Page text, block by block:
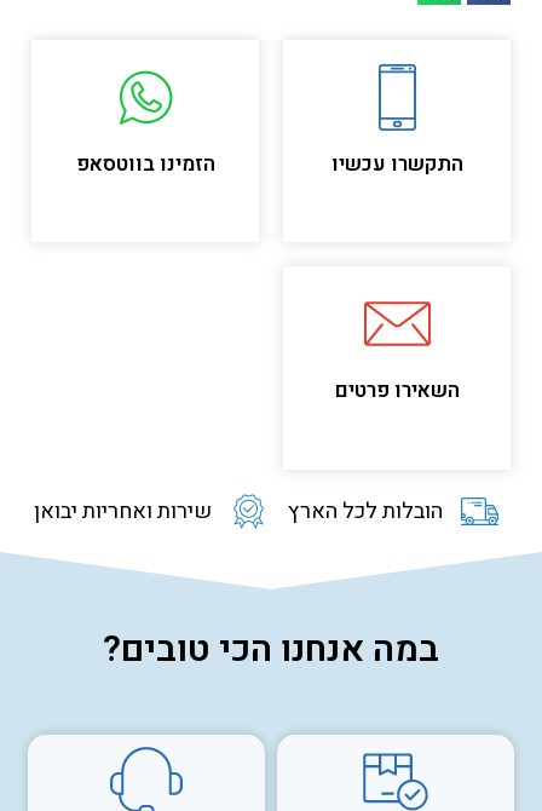
התקשרו עכשיו הזמינו בווטסאפ
השאירו פרטים
הובלות לכל הארץ שירות ואחריות יבואן
במה אנחנו הכי טובים?